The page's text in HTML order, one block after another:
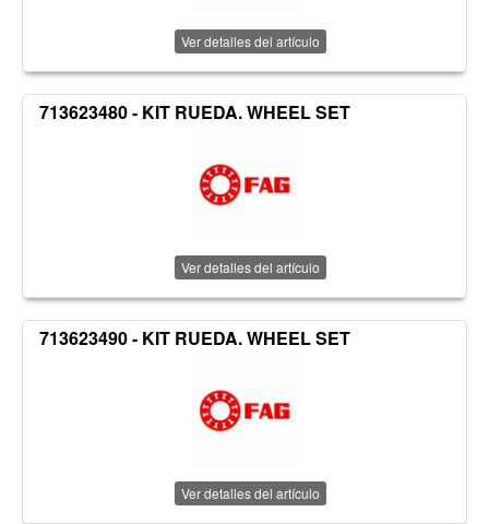
Ver detalles del artículo
713623480 - KIT RUEDA. WHEEL SET
Ver detalles del artículo
713623490 - KIT RUEDA. WHEEL SET
Ver detalles del artículo